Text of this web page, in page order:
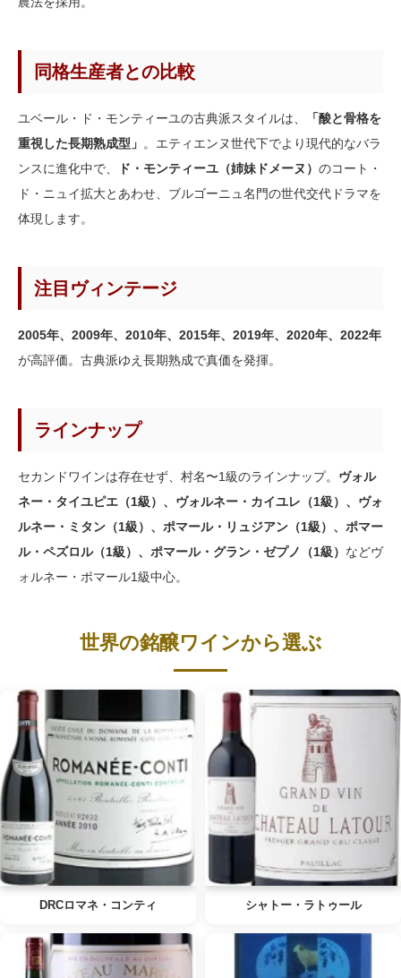
同格生産者との比較
ユベール・ド・モンティーユの古典派スタイルは、
「酸と骨格を
重視した長期熟成型」 。エティエンヌ世代下でより現代的なバラ
ンスに進化中で、
ド・モンティーユ（姉妹ドメーヌ） のコート・
ド・ニュイ拡大とあわせ、ブルゴーニュ名門の世代交代ドラマを
体現します。
注目ヴィンテージ
2005年、2009年、2010年、2015年、2019年、2020年、2022年
が高評価。古典派ゆえ長期熟成で真価を発揮。
ラインナップ
セカンドワインは存在せず、村名〜1級のラインナップ。 ヴォル
ネー・タイユピエ（1級）、ヴォルネー・カイユレ（1級）、ヴォ
ルネー・ミタン（1級）、ポマール・リュジアン（1級）、ポマー
ル・ペズロル（1級）、ポマール・グラン・ゼプノ（1級） などヴ
ォルネー・ポマール1級中心。
世界の銘醸ワインから選ぶ
DRCロマネ・コンティ シャトー・ラトゥール